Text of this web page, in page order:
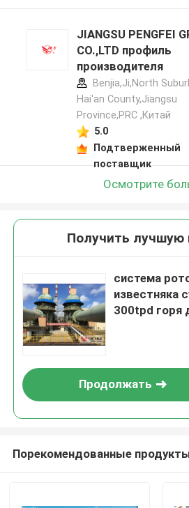
JIANGSU PENGFEI
CO.,LTD профиль
производителя
Benjia,Ji,North
Hai'an County,Jiangsu
Province,PRC ,Китай
5.0
Подтверженный
поставщик
Осмотрите
Получить лучшую
система
известняка
300tpd горя
Продолжать
Порекомендованные